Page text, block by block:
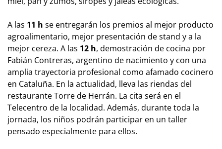
A las 11 h se entregarán los premios al mejor producto
agroalimentario, mejor presentación de stand y a la
mejor cereza. A las 12 h, demostración de cocina por
Fabián Contreras, argentino de nacimiento y con una
amplia trayectoria profesional como afamado cocinero
en Cataluña. En la actualidad, lleva las riendas del
restaurante Torre de Herrán. La cita será en el
Telecentro de la localidad. Además, durante toda la
jornada, los niños podrán participar en un taller
pensado especialmente para ellos.